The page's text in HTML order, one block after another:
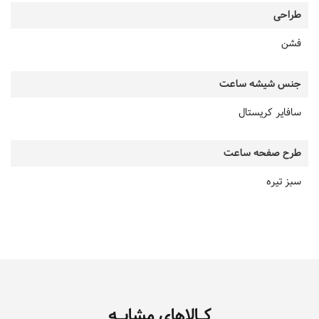
طراحی
فشن
جنس شیشه ساعت
سافایر کریستال
طرح صفحه ساعت
سبز تیره